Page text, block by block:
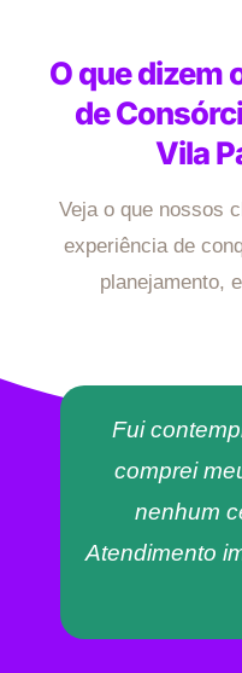
O que dizem
de
Vila
Veja o que nossos
experiência de
planejamento,
Fui
comprei
nenhum
Atendimento